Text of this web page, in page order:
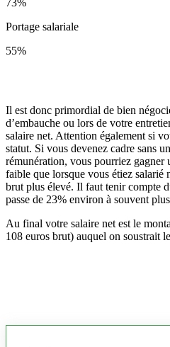
73%
Portage salariale
55%
Il est donc primordial de bien
d’embauche ou lors de votre
salaire net. Attention également si
statut. Si vous devenez cadre sans
rémunération, vous pourriez gagner
faible que lorsque vous étiez salarié
brut plus élevé. Il faut tenir compte
passe de 23% environ à souvent
Au final votre salaire net est le
108 euros brut) auquel on soustrait